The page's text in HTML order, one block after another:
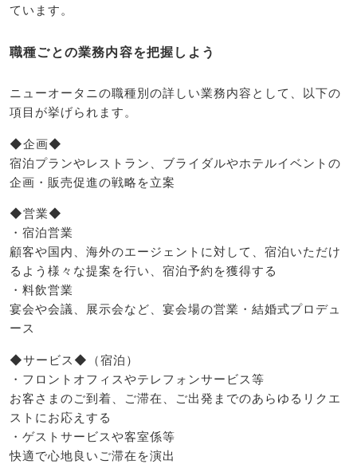
ています。
職種ごとの業務内容を把握しよう
ニューオータニの職種別の詳しい業務内容として、以下の
項目が挙げられます。
◆企画◆
宿泊プランやレストラン、ブライダルやホテルイベントの
企画・販売促進の戦略を立案
◆営業◆
・宿泊営業
顧客や国内、海外のエージェントに対して、宿泊いただけ
るよう様々な提案を行い、宿泊予約を獲得する
・料飲営業
宴会や会議、展示会など、宴会場の営業・結婚式プロデュ
ース
◆サービス◆（宿泊）
・フロントオフィスやテレフォンサービス等
お客さまのご到着、ご滞在、ご出発までのあらゆるリクエ
ストにお応えする
・ゲストサービスや客室係等
快適で心地良いご滞在を演出